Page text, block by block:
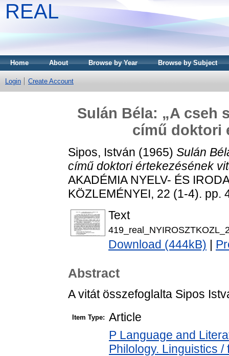
REAL
Home About Browse by Year Browse by Subject
Login Create Account
Sulán Béla: „A cseh
című doktori
Sipos, István (1965) Sulán
című doktori értekezésének
AKADÉMIA NYELV- ÉS
KÖZLEMÉNYEI, 22 (1-4). pp.
Text
Download (444kB)
Abstract
A vitát összefoglalta Sipos
Item Type: Article
P Language and
Philology. Linguistics